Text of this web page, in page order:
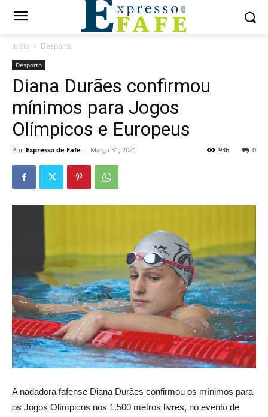
Início Desporto
Desporto
Diana Durães confirmou
mínimos para Jogos
Olímpicos e Europeus
Por Expresso de Fafe - Março 31, 2021 0
936
A nadadora fafense Diana Durães confirmou os mínimos para
os Jogos Olímpicos nos 1.500 metros livres, no evento de